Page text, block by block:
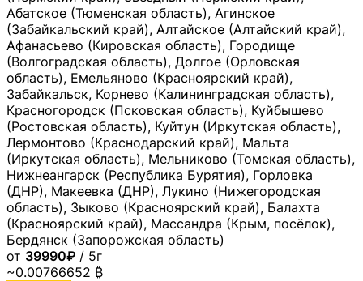
Абатское (Тюменская область), Агинское
(Забайкальский край), Алтайское (Алтайский край),
Афанасьево (Кировская область), Городище
(Волгоградская область), Долгое (Орловская
область), Емельяново (Красноярский край),
Забайкальск, Корнево (Калининградская область),
Красногородск (Псковская область), Куйбышево
(Ростовская область), Куйтун (Иркутская область),
Лермонтово (Краснодарский край), Мальта
(Иркутская область), Мельниково (Томская область),
Нижнеангарск (Республика Бурятия), Горловка
(ДНР), Макеевка (ДНР), Лукино (Нижегородская
область), Зыково (Красноярский край), Балахта
(Красноярский край), Массандра (Крым, посёлок),
Бердянск (Запорожская область)
от 39990₽ / 5г
~0.00766652 ₿